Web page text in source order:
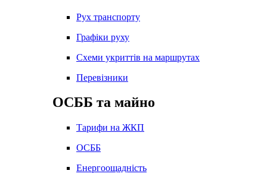
Рух транспорту
Графіки руху
Схеми укриттів на маршрутах
Перевізники
ОСББ та майно
Тарифи на ЖКП
ОСББ
Енергоощадність